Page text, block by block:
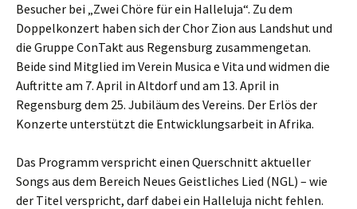
Besucher bei „Zwei Chöre für ein Halleluja“. Zu dem
Doppelkonzert haben sich der Chor Zion aus Landshut und
die Gruppe ConTakt aus Regensburg zusammengetan.
Beide sind Mitglied im Verein Musica e Vita und widmen die
Auftritte am 7. April in Altdorf und am 13. April in
Regensburg dem 25. Jubiläum des Vereins. Der Erlös der
Konzerte unterstützt die Entwicklungsarbeit in Afrika.
Das Programm verspricht einen Querschnitt aktueller
Songs aus dem Bereich Neues Geistliches Lied (NGL) – wie
der Titel verspricht, darf dabei ein Halleluja nicht fehlen.